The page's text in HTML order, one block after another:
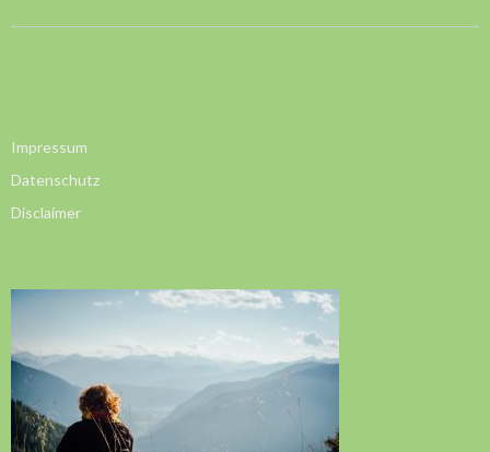
Impressum
Datenschutz
Disclaimer